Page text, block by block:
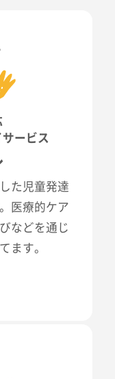
ービス
た児童発達
医療的ケア
などを通じ
ます。